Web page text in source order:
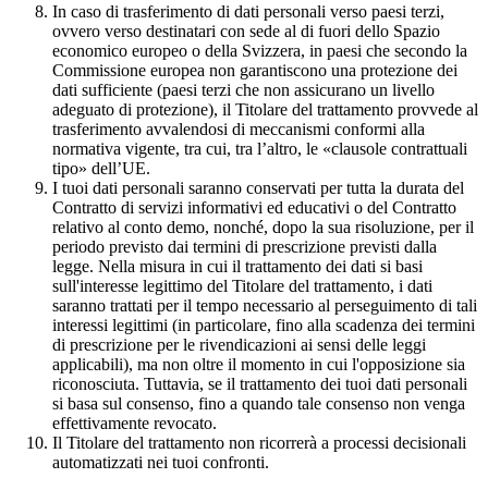
In caso di trasferimento di dati personali verso paesi terzi,
ovvero verso destinatari con sede al di fuori dello Spazio
economico europeo o della Svizzera, in paesi che secondo la
Commissione europea non garantiscono una protezione dei
dati sufficiente (paesi terzi che non assicurano un livello
adeguato di protezione), il Titolare del trattamento provvede al
trasferimento avvalendosi di meccanismi conformi alla
normativa vigente, tra cui, tra l’altro, le «clausole contrattuali
tipo» dell’UE.
I tuoi dati personali saranno conservati per tutta la durata del
Contratto di servizi informativi ed educativi o del Contratto
relativo al conto demo, nonché, dopo la sua risoluzione, per il
periodo previsto dai termini di prescrizione previsti dalla
legge. Nella misura in cui il trattamento dei dati si basi
sull'interesse legittimo del Titolare del trattamento, i dati
saranno trattati per il tempo necessario al perseguimento di tali
interessi legittimi (in particolare, fino alla scadenza dei termini
di prescrizione per le rivendicazioni ai sensi delle leggi
applicabili), ma non oltre il momento in cui l'opposizione sia
riconosciuta. Tuttavia, se il trattamento dei tuoi dati personali
si basa sul consenso, fino a quando tale consenso non venga
effettivamente revocato.
Il Titolare del trattamento non ricorrerà a processi decisionali
automatizzati nei tuoi confronti.